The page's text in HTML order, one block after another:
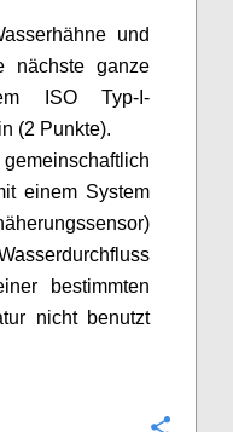
und
nächste ganze
ISO Typ-I-
(2 Punkte).
einem System
bestimmten
nicht benutzt